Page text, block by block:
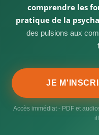
comprendre les
pratique de la
des pulsions aux
JE
Accès immédiat - PDF et